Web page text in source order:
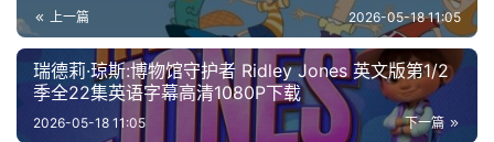
上一篇 2026-05-18 11:05
瑞德莉·琼斯:博物馆守护者 Ridley Jones 英文版第1/2
季全22集英语字幕高清1080P下载
下一篇
2026-05-18 11:05